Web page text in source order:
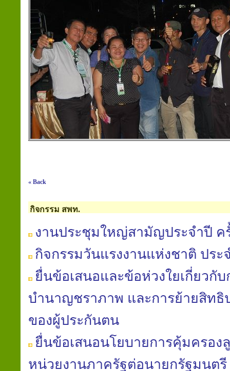
« Back
กิจกรรม สพท.
งานประชุมใหญ่สามัญประจำปี ค
กิจกรรมวันแรงงานแห่งชาติ ประ
ยื่นข้อเสนอและข้อห่วงใยเกี่ยวกั
บำนาญชราภาพ และการย้ายสิท
ของผู้ประกันตน
ยื่นข้อเสนอนโยบายการคุ้มครอง
หน่วยงานภาครัฐต่อนายกรัฐมนตรี